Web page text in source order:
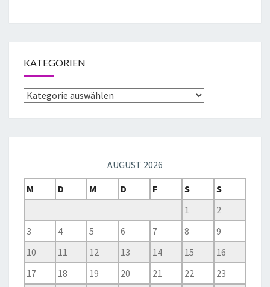
KATEGORIEN
AUGUST 2026
M
D M D F S
S
1
2
3
4 5 6 7 8
9
10
11 12 13 14 15
16
17
18 19 20 21 22
23